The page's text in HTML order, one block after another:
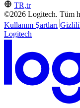
TR,tr
©2026 Logitech. Tüm
Kullanım Şartları
Logitech